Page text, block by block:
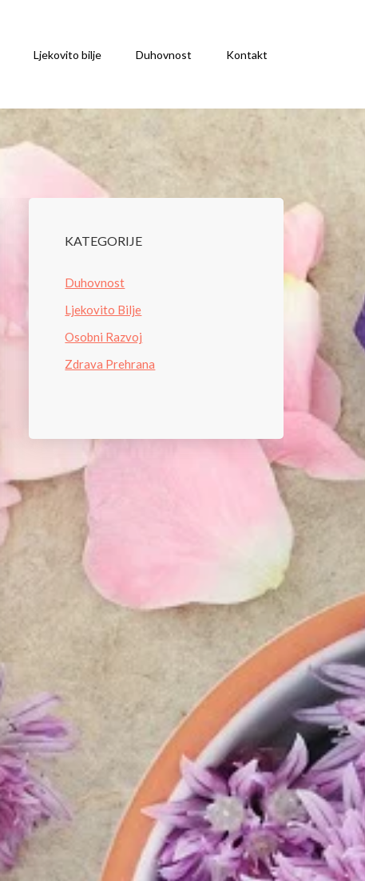
Ljekovito bilje Duhovnost Kontakt
KATEGORIJE
Duhovnost
Ljekovito Bilje
Osobni Razvoj
Zdrava Prehrana